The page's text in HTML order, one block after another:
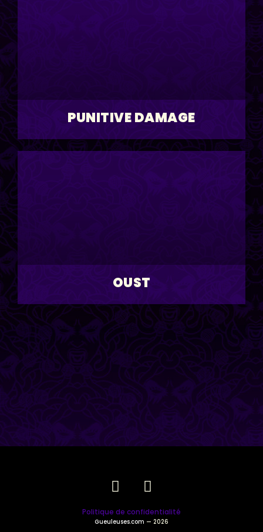
PUNITIVE DAMAGE
OUST
Politique de confidentialité
Gueuleuses.com — 2026